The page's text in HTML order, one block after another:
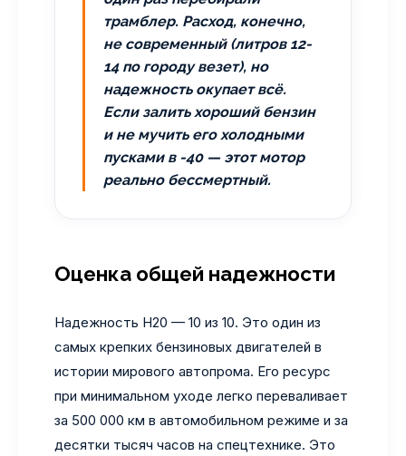
трамблер. Расход, конечно,
не современный (литров 12-
14 по городу везет), но
надежность окупает всё.
Если залить хороший бензин
и не мучить его холодными
пусками в -40 — этот мотор
реально бессмертный.
Оценка общей надежности
Надежность H20 — 10 из 10. Это один из
самых крепких бензиновых двигателей в
истории мирового автопрома. Его ресурс
при минимальном уходе легко переваливает
за 500 000 км в автомобильном режиме и за
десятки тысяч часов на спецтехнике. Это